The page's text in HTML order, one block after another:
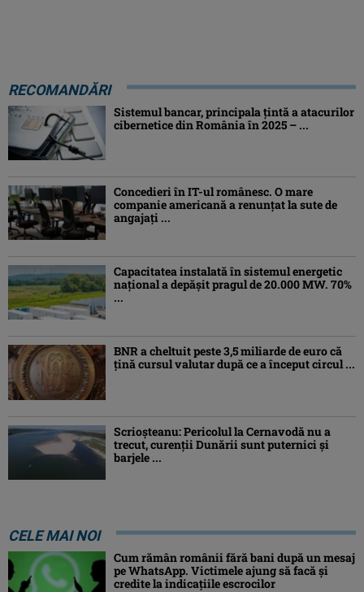
RECOMANDĂRI
Sistemul bancar, principala țintă a atacurilor
cibernetice din România în 2025 – ...
Concedieri în IT-ul românesc. O mare
companie americană a renunțat la sute de
angajați ...
Capacitatea instalată în sistemul energetic
național a depășit pragul de 20.000 MW. 70%
...
BNR a cheltuit peste 3,5 miliarde de euro că
țină cursul valutar după ce a început circul ...
Scrioșteanu: Pericolul la Cernavodă nu a
trecut, curenţii Dunării sunt puternici şi
barjele ...
CELE MAI NOI
Cum rămân românii fără bani după un mesaj
pe WhatsApp. Victimele ajung să facă și
credite la indicațiile escrocilor